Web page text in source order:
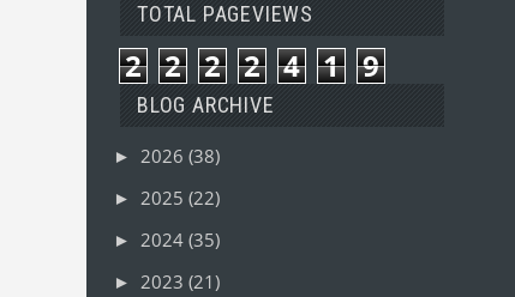
TOTAL PAGEVIEWS
2 2 2 2 4 1 9
BLOG ARCHIVE
► 2026 (38)
► 2025 (22)
► 2024 (35)
► 2023 (21)